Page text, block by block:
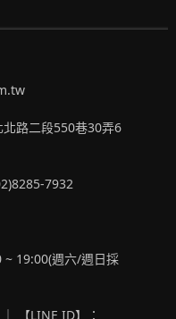
北路二段550巷30弄6
7932
~ 19:00(週六/週日採
【LINE ID】：